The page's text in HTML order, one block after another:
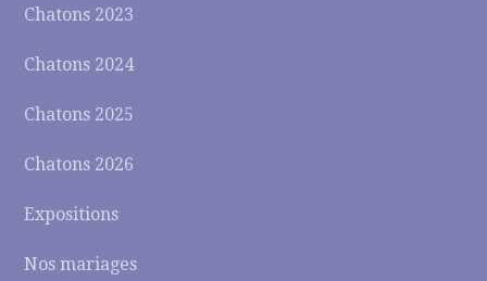
Chatons 2023
Chatons 2024
Chatons 2025
Chatons 2026
Expositions
Nos mariages